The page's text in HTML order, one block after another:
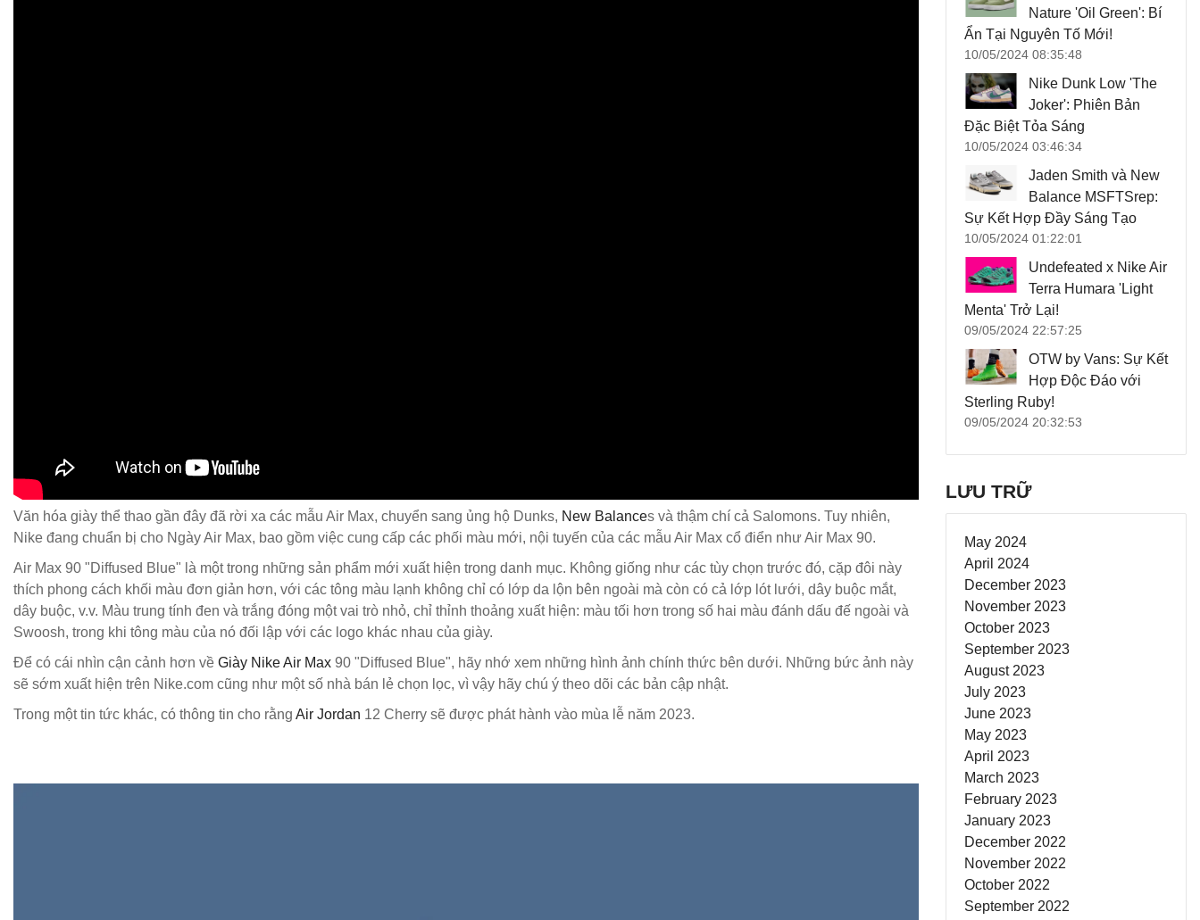
Văn hóa giày thể thao gần đây đã rời xa các mẫu Air Max, chuyển sang ủng hộ Dunks, New Balances và thậm chí cả Salomons. Tuy nhiên,
Nike đang chuẩn bị cho Ngày Air Max, bao gồm việc cung cấp các phối màu mới, nội tuyến của các mẫu Air Max cổ điển như Air Max 90.
Air Max 90 "Diffused Blue" là một trong những sản phẩm mới xuất hiện trong danh mục. Không giống như các tùy chọn trước đó, cặp đôi này
thích phong cách khối màu đơn giản hơn, với các tông màu lạnh không chỉ có lớp da lộn bên ngoài mà còn có cả lớp lót lưới, dây buộc mắt,
dây buộc, v.v. Màu trung tính đen và trắng đóng một vai trò nhỏ, chỉ thỉnh thoảng xuất hiện: màu tối hơn trong số hai màu đánh dấu đế ngoài và
Swoosh, trong khi tông màu của nó đối lập với các logo khác nhau của giày.
Để có cái nhìn cận cảnh hơn về Giày Nike Air Max 90 "Diffused Blue", hãy nhớ xem những hình ảnh chính thức bên dưới. Những bức ảnh này
sẽ sớm xuất hiện trên Nike.com cũng như một số nhà bán lẻ chọn lọc, vì vậy hãy chú ý theo dõi các bản cập nhật.
Trong một tin tức khác, có thông tin cho rằng Air Jordan 12 Cherry sẽ được phát hành vào mùa lễ năm 2023.
Nature 'Oil Green': Bí
Ẩn Tại Nguyên Tố Mới!
10/05/2024 08:35:48
Nike Dunk Low 'The
Joker': Phiên Bản
Đặc Biệt Tỏa Sáng
10/05/2024 03:46:34
Jaden Smith và New
Balance MSFTSrep:
Sự Kết Hợp Đầy Sáng Tạo
10/05/2024 01:22:01
Undefeated x Nike Air
Terra Humara 'Light
Menta' Trở Lại!
09/05/2024 22:57:25
OTW by Vans: Sự Kết
Hợp Độc Đáo với
Sterling Ruby!
09/05/2024 20:32:53
LƯU TRỮ
May 2024
April 2024
December 2023
November 2023
October 2023
September 2023
August 2023
July 2023
June 2023
May 2023
April 2023
March 2023
February 2023
January 2023
December 2022
November 2022
October 2022
September 2022